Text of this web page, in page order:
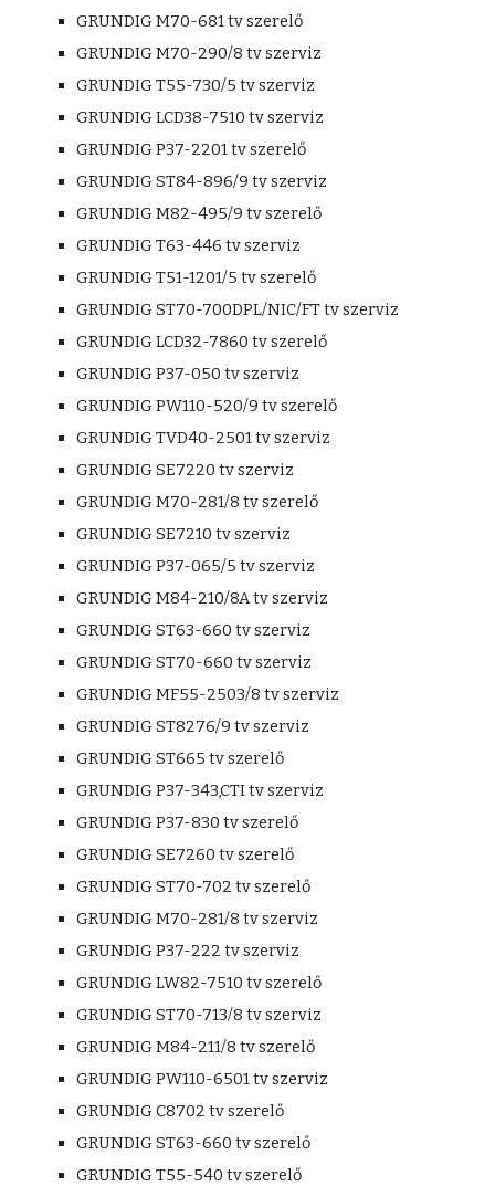
GRUNDIG M70-681 tv szerelő
GRUNDIG M70-290/8 tv szerviz
GRUNDIG T55-730/5 tv szerviz
GRUNDIG LCD38-7510 tv szerviz
GRUNDIG P37-2201 tv szerelő
GRUNDIG ST84-896/9 tv szerviz
GRUNDIG M82-495/9 tv szerelő
GRUNDIG T63-446 tv szerviz
GRUNDIG T51-1201/5 tv szerelő
GRUNDIG ST70-700DPL/NIC/FT tv szerviz
GRUNDIG LCD32-7860 tv szerelő
GRUNDIG P37-050 tv szerviz
GRUNDIG PW110-520/9 tv szerelő
GRUNDIG TVD40-2501 tv szerviz
GRUNDIG SE7220 tv szerviz
GRUNDIG M70-281/8 tv szerelő
GRUNDIG SE7210 tv szerviz
GRUNDIG P37-065/5 tv szerviz
GRUNDIG M84-210/8A tv szerviz
GRUNDIG ST63-660 tv szerviz
GRUNDIG ST70-660 tv szerviz
GRUNDIG MF55-2503/8 tv szerviz
GRUNDIG ST8276/9 tv szerviz
GRUNDIG ST665 tv szerelő
GRUNDIG P37-343,CTI tv szerviz
GRUNDIG P37-830 tv szerelő
GRUNDIG SE7260 tv szerelő
GRUNDIG ST70-702 tv szerelő
GRUNDIG M70-281/8 tv szerviz
GRUNDIG P37-222 tv szerviz
GRUNDIG LW82-7510 tv szerelő
GRUNDIG ST70-713/8 tv szerviz
GRUNDIG M84-211/8 tv szerelő
GRUNDIG PW110-6501 tv szerviz
GRUNDIG C8702 tv szerelő
GRUNDIG ST63-660 tv szerelő
GRUNDIG T55-540 tv szerelő